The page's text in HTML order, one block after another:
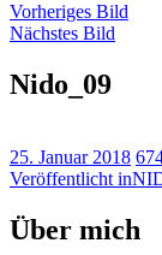
Vorheriges Bild
Nächstes Bild
Nido_09
Veröffentlicht
am
25. Januar 2018
Veröffentlicht in
Über mich